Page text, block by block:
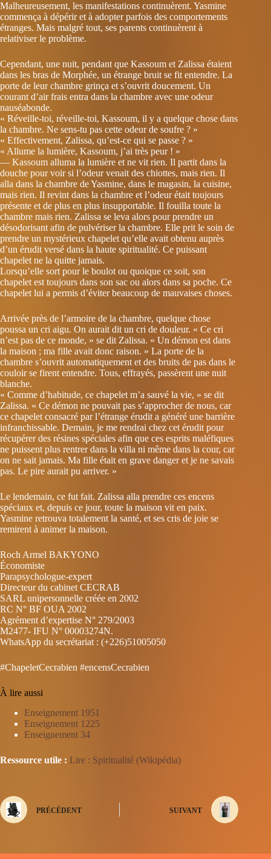
Malheureusement, les manifestations continuèrent. Yasmine
commença à dépérir et à adopter parfois des comportements
étranges. Mais malgré tout, ses parents continuèrent à
relativiser le problème.
Cependant, une nuit, pendant que Kassoum et Zalissa étaient
dans les bras de Morphée, un étrange bruit se fit entendre. La
porte de leur chambre grinça et s’ouvrit doucement. Un
courant d’air frais entra dans la chambre avec une odeur
nauséabonde.
« Réveille-toi, réveille-toi, Kassoum, il y a quelque chose dans
la chambre. Ne sens-tu pas cette odeur de soufre ? »
« Effectivement, Zalissa, qu’est-ce qui se passe ? »
« Allume la lumière, Kassoum, j’ai très peur ! »
— Kassoum alluma la lumière et ne vit rien. Il partit dans la
douche pour voir si l’odeur venait des chiottes, mais rien. Il
alla dans la chambre de Yasmine, dans le magasin, la cuisine,
mais rien. Il revint dans la chambre et l’odeur était toujours
présente et de plus en plus insupportable. Il fouilla toute la
chambre mais rien. Zalissa se leva alors pour prendre un
désodorisant afin de pulvériser la chambre. Elle prit le soin de
prendre un mystérieux chapelet qu’elle avait obtenu auprès
d’un érudit versé dans la haute spiritualité. Ce puissant
chapelet ne la quitte jamais.
Lorsqu’elle sort pour le boulot ou quoique ce soit, son
chapelet est toujours dans son sac ou alors dans sa poche. Ce
chapelet lui a permis d’éviter beaucoup de mauvaises choses.
Arrivée près de l’armoire de la chambre, quelque chose
poussa un cri aigu. On aurait dit un cri de douleur. « Ce cri
n’est pas de ce monde, » se dit Zalissa. « Un démon est dans
la maison ; ma fille avait donc raison. » La porte de la
chambre s’ouvrit automatiquement et des bruits de pas dans le
couloir se firent entendre. Tous, effrayés, passèrent une nuit
blanche.
« Comme d’habitude, ce chapelet m’a sauvé la vie, » se dit
Zalissa. « Ce démon ne pouvait pas s’approcher de nous, car
ce chapelet consacré par l’étrange érudit a généré une barrière
infranchissable. Demain, je me rendrai chez cet érudit pour
récupérer des résines spéciales afin que ces esprits maléfiques
ne puissent plus rentrer dans la villa ni même dans la cour, car
on ne sait jamais. Ma fille était en grave danger et je ne savais
pas. Le pire aurait pu arriver. »
Le lendemain, ce fut fait. Zalissa alla prendre ces encens
spéciaux et, depuis ce jour, toute la maison vit en paix.
Yasmine retrouva totalement la santé, et ses cris de joie se
remirent à animer la maison.
Roch Armel BAKYONO
Économiste
Parapsychologue-expert
Directeur du cabinet CECRAB
SARL unipersonnelle créée en 2002
RC N° BF OUA 2002
Agrément d’expertise N° 279/2003
M2477- IFU N° 00003274N.
WhatsApp du secrétariat : (+226)51005050
#ChapeletCecrabien #encensCecrabien
À lire aussi
Enseignement 1951
Enseignement 1225
Enseignement 34
Ressource utile : Lire : Spiritualité (Wikipédia)
PRÉCÉDENT SUIVANT